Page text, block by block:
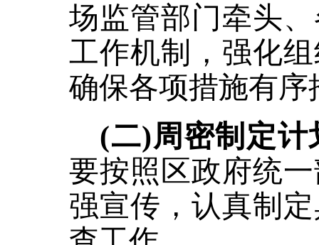
场监管部门牵头
工作机制，强化
确保各项措施有序
(二)周密制定
要按照区政府统
强宣传，认真制